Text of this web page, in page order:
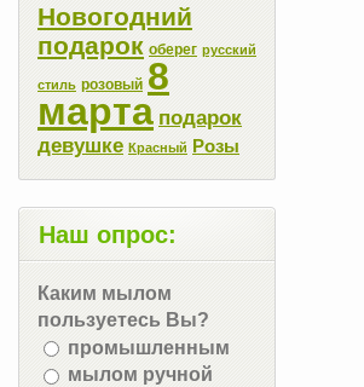
Новогодний
подарок оберег русский
стиль розовый 8
марта подарок
девушке Красный Розы
Наш опрос:
Каким мылом
пользуетесь Вы?
промышленным
мылом ручной